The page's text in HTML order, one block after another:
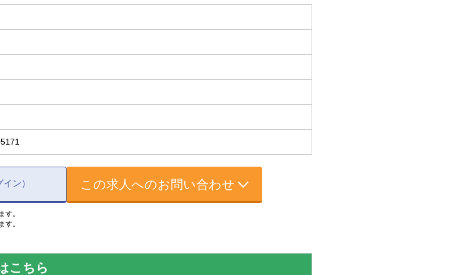
ン） この求人へのお問い合わせ
。
。
こちら